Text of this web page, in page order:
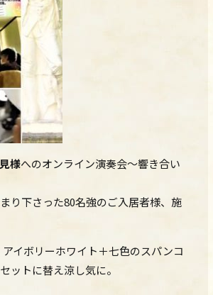
様へのオンライン演奏会～響き合い
り下さった80名強のご入居者様、施
イボリーホワイト＋七色のスパンコ
ットに替え涼し気に。